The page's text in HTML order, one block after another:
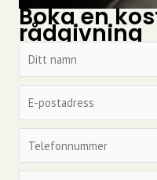
Boka en
rådgivning